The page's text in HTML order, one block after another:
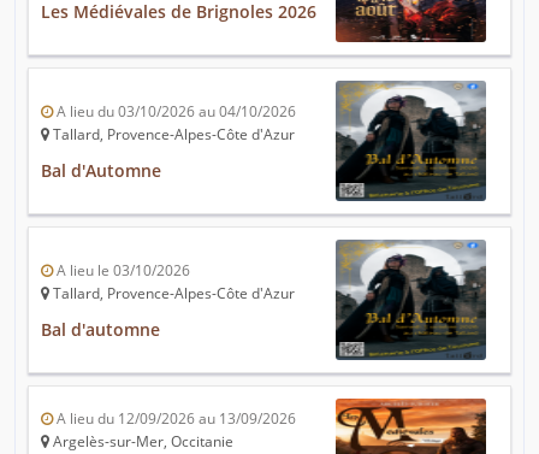
Les Médiévales de Brignoles 2026
A lieu du 03/10/2026 au 04/10/2026
Tallard, Provence-Alpes-Côte d'Azur
Bal d'Automne
A lieu le 03/10/2026
Tallard, Provence-Alpes-Côte d'Azur
Bal d'automne
A lieu du 12/09/2026 au 13/09/2026
Argelès-sur-Mer, Occitanie